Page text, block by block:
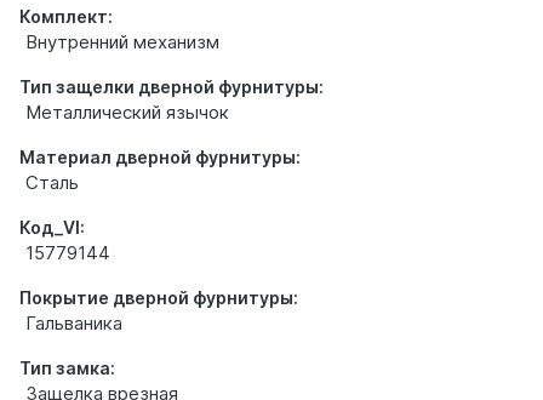
Комплект:
Внутренний механизм
Тип защелки дверной фурнитуры:
Металлический язычок
Материал дверной фурнитуры:
Сталь
Код_VI:
15779144
Покрытие дверной фурнитуры:
Гальваника
Тип замка:
Защелка врезная